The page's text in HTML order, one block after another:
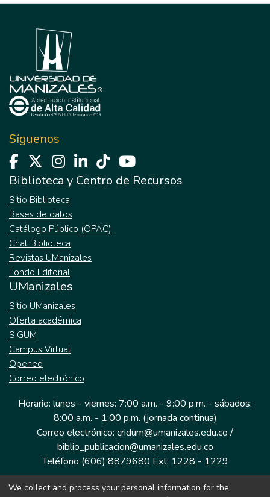
Síguenos
Biblioteca y Centro de Recursos
Sitio Biblioteca
Bases de datos
Catálogo Público (OPAC)
Chat Biblioteca
Revistas UManizales
Fondo Editorial
UManizales
Sitio UManizales
Oferta académica
SIGUM
Campus Virtual
Opened
Correo electrónico
Horario: lunes - viernes: 7:00 a.m. - 9:00 p.m. - sábados:
8:00 a.m. - 1:00 p.m. (jornada continua)
Correo electrónico: cridum@umanizales.edu.co /
biblio_publicacion@umanizales.edu.co
Teléfono (606) 8879680 Ext: 1228 - 1229
Dirección: Cra 9 a # 19-03 Edificio histórico, piso 1
We collect and process your personal information for the